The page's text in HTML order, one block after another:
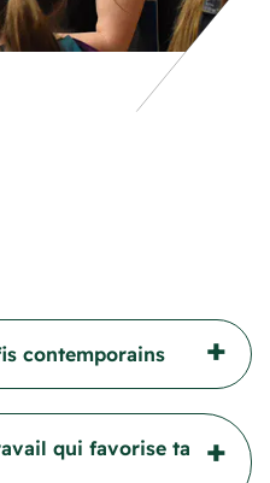
contemporains
accès à une
y compris des
qui favorise ta